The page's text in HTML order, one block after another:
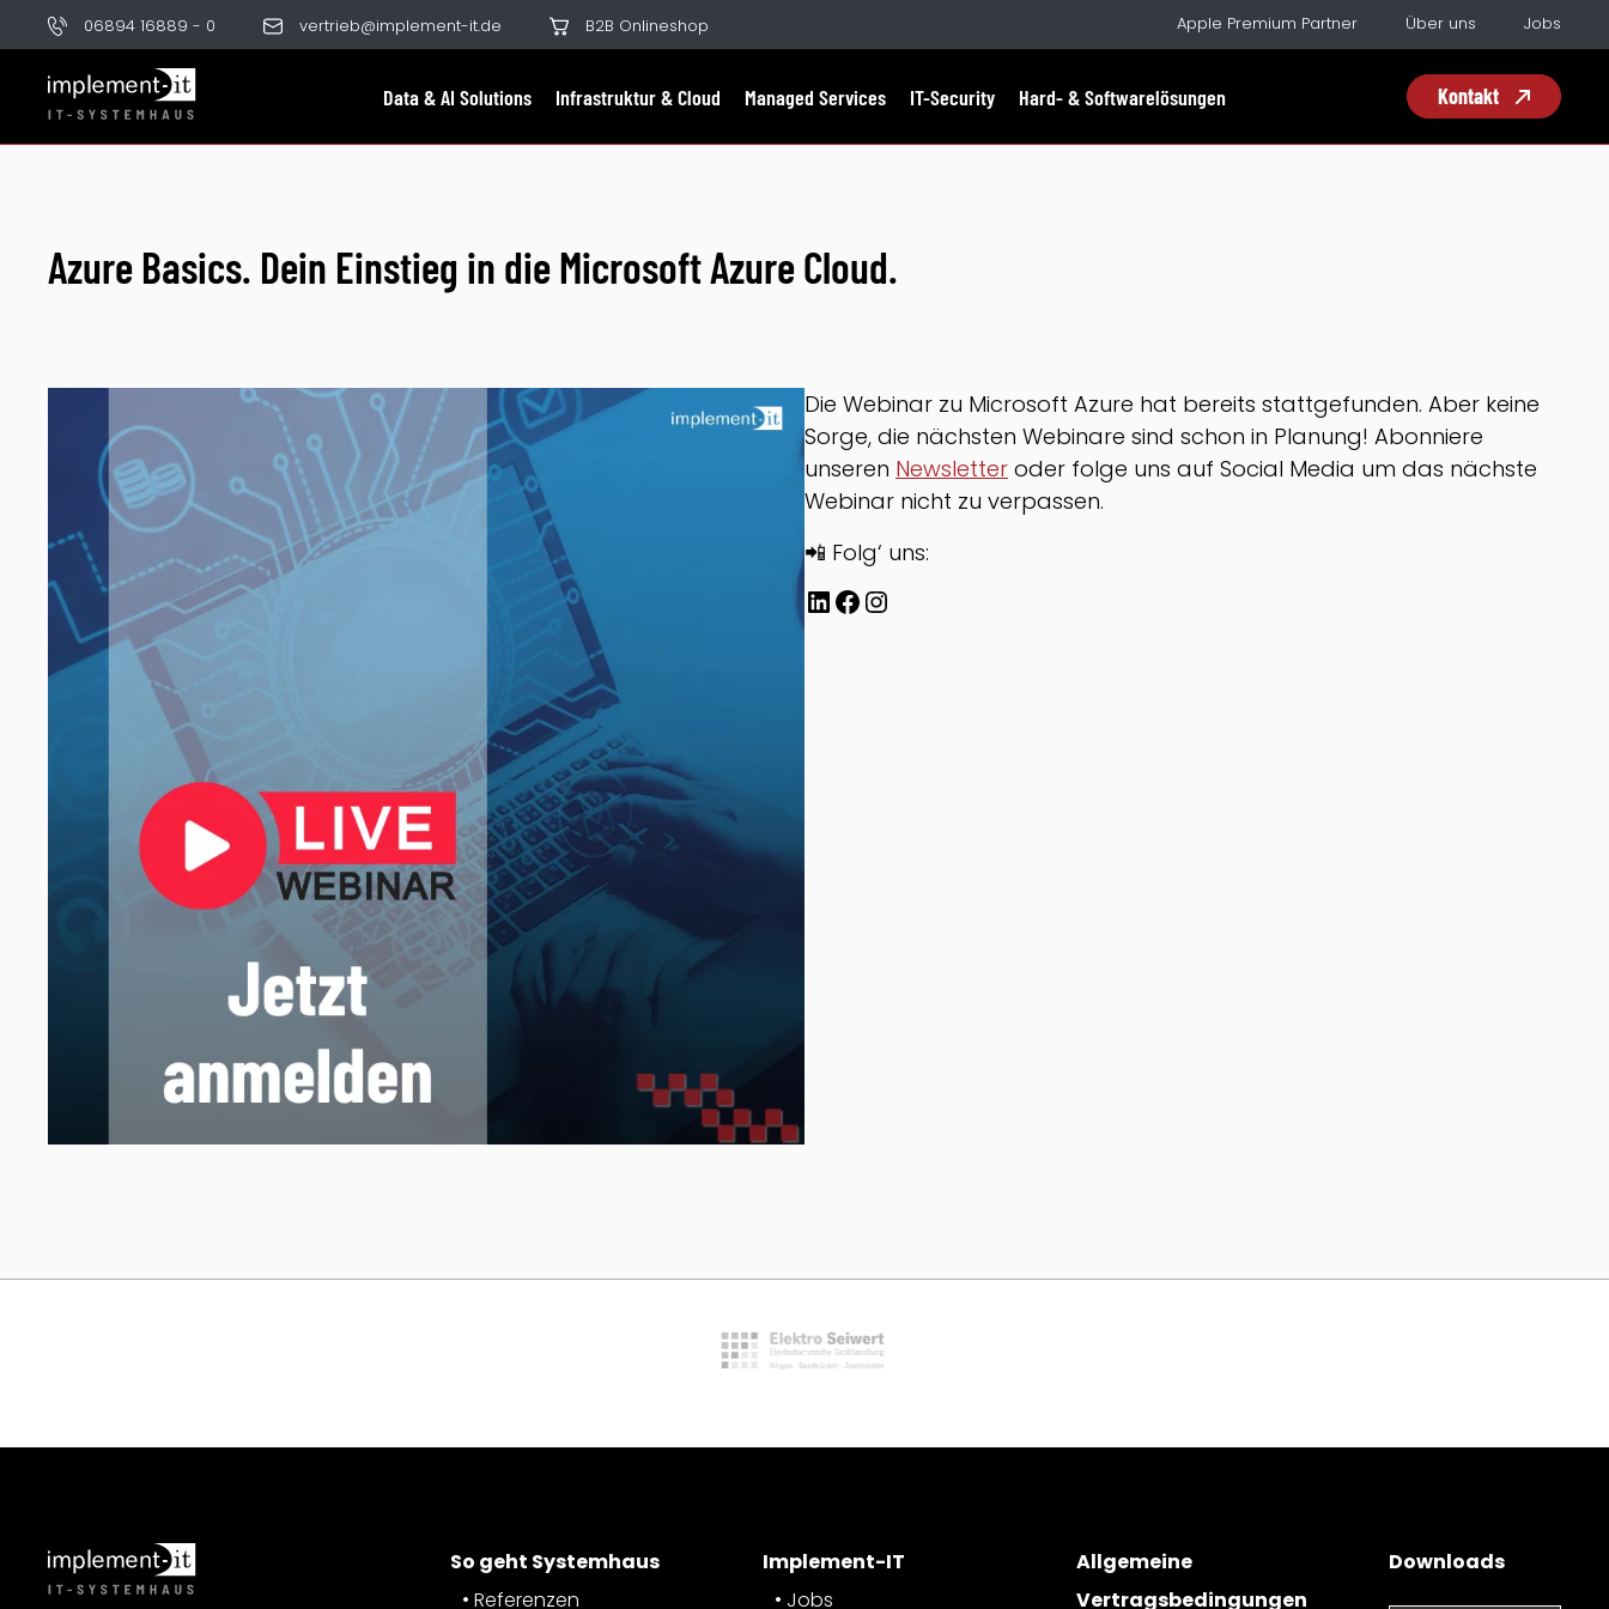
06894 16889 - 0 vertrieb@implement-it.de B2B Onlineshop Apple Premium Partner Über uns Jobs
Data & AI Solutions Infrastruktur & Cloud Managed Services IT-Security Hard- & Softwarelösungen Kontakt
Azure Basics. Dein Einstieg in die Microsoft Azure Cloud.
Die Webinar zu Microsoft Azure hat bereits stattgefunden. Aber keine
Sorge, die nächsten Webinare sind schon in Planung! Abonniere
unseren Newsletter oder folge uns auf Social Media um das nächste
Webinar nicht zu verpassen.
📲 Folg‘ uns:
LinkedIn
Facebook
Instagram
So geht Systemhaus
Referenzen
Implement-IT
Jobs
Allgemeine
Vertragsbedingungen
Downloads